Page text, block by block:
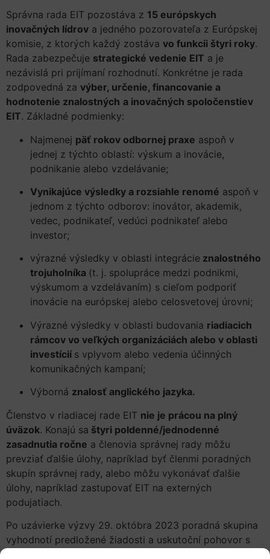
Správna rada EIT pozostáva z 15 európskych
inovačných lídrov a jedného pozorovateľa z Európskej
komisie, z ktorých každý zostáva vo funkcii štyri roky.
Rada zabezpečuje strategické vedenie EIT a je
nezávislá pri prijímaní rozhodnutí. Konkrétne je rada
zodpovedná za výber, určenie, financovanie a
hodnotenie znalostných a inovačných spoločenstiev
EIT. Základné podmienky:
Najmenej päť rokov odbornej praxe aspoň v
jednej z týchto oblastí: výskum a inovácie,
podnikanie alebo vzdelávanie;
Vynikajúce výsledky a rozsiahle renomé aspoň v
jednom z týchto odborov: inovátor, akademik,
vedec, podnikateľ, vedúci podnikateľ alebo
investor;
výrazné výsledky v oblasti integrácie znalostného
trojuholníka (t. j. spolupráce medzi podnikmi,
výskumom a vzdelávaním) s cieľom podporiť
inovácie na európskej alebo celosvetovej úrovni;
Výrazné výsledky v oblasti budovania riadiacich
rámcov vo veľkých organizáciách alebo v oblasti
investícií s vplyvom alebo vedenia účinných
komunikačných kampaní;
Výborná znalosť anglického jazyka.
Členstvo v riadiacej rade EIT nie je prácou na plný
úväzok. Konajú sa štyri poldenné/jednodenné
zasadnutia ročne a členovia správnej rady môžu
prevziať ďalšie úlohy, napríklad byť členmi poradných
skupín správnej rady, alebo môžu vykonávať ďalšie
úlohy, napríklad zastupovať EIT na externých
podujatiach.
Po uzávierke výzvy 29. októbra 2023 poradná skupina
vyhodnotí predložené žiadosti a uskutoční pohovor s